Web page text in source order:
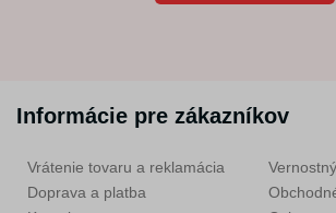
Informácie pre zákazníkov
Vrátenie tovaru a reklamácia
Doprava a platba